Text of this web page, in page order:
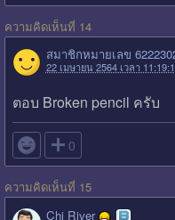
ความคิดเห็นที่ 14
สมาชิกหมายเลข
22 เมษายน 2564 เวลา
ตอบ Broken pencil ครับ
 0
ความคิดเห็นที่ 15
Chi River